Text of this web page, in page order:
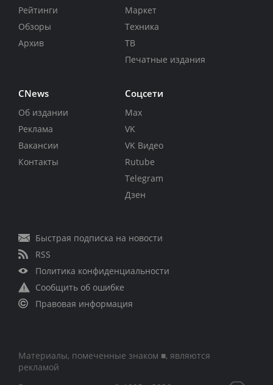
Рейтинги
Обзоры
Архив
Маркет
Техника
ТВ
Печатные издания
CNews
Об издании
Реклама
Вакансии
Контакты
Соцсети
Max
VK
VK Видео
Rutube
Telegram
Дзен
Быстрая подписка на новости
RSS
Политика конфиденциальности
Сообщить об ошибке
Правовая информация
Материалы, помеченные знаком ■, являются
рекламой